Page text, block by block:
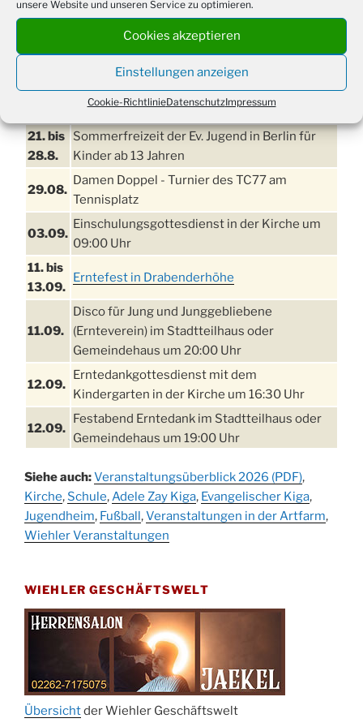
unsere Website und unseren Service zu optimieren.
Cookies akzeptieren
Einstellungen anzeigen
Cookie-RichtlinieDatenschutzImpressum
21. bis
28.8.
Sommerfreizeit der Ev. Jugend in Berlin für
Kinder ab 13 Jahren
29.08.
Damen Doppel - Turnier des TC77 am
Tennisplatz
03.09.
Einschulungsgottesdienst in der Kirche um
09:00 Uhr
11. bis
13.09.
Erntefest in Drabenderhöhe
11.09.
Disco für Jung und Junggebliebene
(Ernteverein) im Stadtteilhaus oder
Gemeindehaus um 20:00 Uhr
12.09.
Erntedankgottesdienst mit dem
Kindergarten in der Kirche um 16:30 Uhr
12.09.
Festabend Erntedank im Stadtteilhaus oder
Gemeindehaus um 19:00 Uhr
13.09.
Stadtteilhaus um 14:00 Uhr
19.09.
Schlagerabend im Stadtteilhaus
Drabenderhöhe
Kinderbibeltag im Ev. Gemeindehaus von 10-
12 Uhr
Afterwork-Andacht um 18:00 Uhr in der
Kirche
10.10.
Sandmännchen-Gottesdienst in der Kirche
Siehe auch:Veranstaltungsüberblick 2026 (PDF),
Kirche, Schule,Adele Zay Kiga, Evangelischer Kiga,
Jugendheim, Fußball,Veranstaltungen in der Artfarm,
Wiehler Veranstaltungen
WIEHLER GESCHÄFTSWELT
Übersichtder Wiehler Geschäftswelt